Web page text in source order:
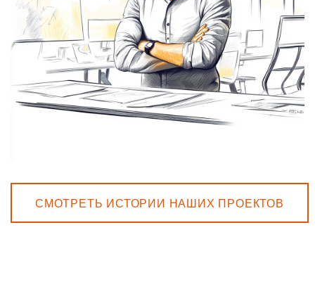
СМОТРЕТЬ ИСТОРИИ НАШИХ ПРОЕКТОВ